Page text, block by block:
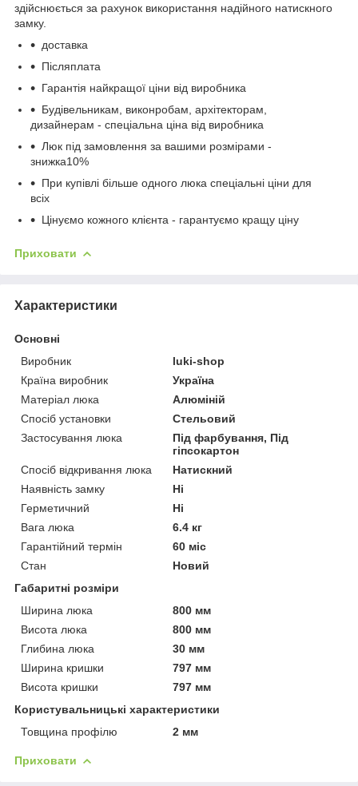
здійснюється за рахунок використання надійного натискного
замку.
доставка
Післяплата
Гарантія найкращої ціни від виробника
Будівельникам, виконробам, архітекторам,
дизайнерам - спеціальна ціна від виробника
Люк під замовлення за вашими розмірами -
знижка10%
При купівлі більше одного люка спеціальні ціни для
всіх
Цінуємо кожного клієнта - гарантуємо кращу ціну
Приховати
Характеристики
Основні
Виробник
luki-shop
Країна виробник
Україна
Матеріал люка
Алюміній
Спосіб установки
Стельовий
Застосування люка
Під фарбування, Під
гіпсокартон
Спосіб відкривання люка
Натискний
Наявність замку
Ні
Герметичний
Ні
Вага люка
6.4 кг
Гарантійний термін
60 міс
Стан
Новий
Габаритні розміри
Ширина люка
800 мм
Висота люка
800 мм
Глибина люка
30 мм
Ширина кришки
797 мм
Висота кришки
797 мм
Користувальницькі характеристики
Товщина профілю
2 мм
Приховати